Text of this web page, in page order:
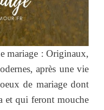
mariage : Originaux,
après une vie
de mariage dont
et qui feront mouche